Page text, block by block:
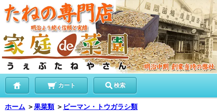
カート 検索
ホーム ＞果菜類 ＞ ピーマン・トウガラシ類